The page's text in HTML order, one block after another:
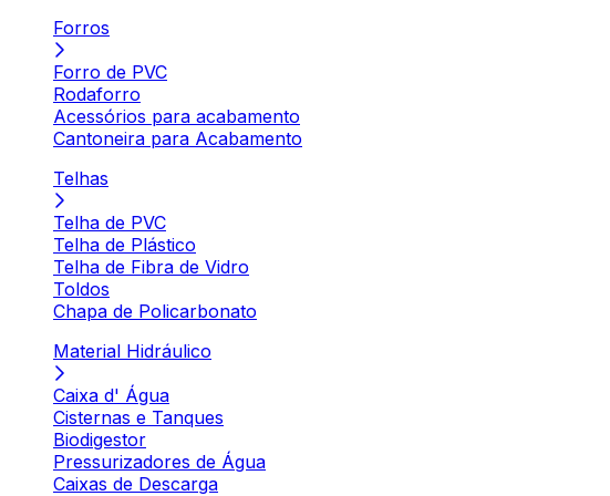
Forros
Forro de PVC
Rodaforro
Acessórios para acabamento
Cantoneira para Acabamento
Telhas
Telha de PVC
Telha de Plástico
Telha de Fibra de Vidro
Toldos
Chapa de Policarbonato
Material Hidráulico
Caixa d' Água
Cisternas e Tanques
Biodigestor
Pressurizadores de Água
Caixas de Descarga